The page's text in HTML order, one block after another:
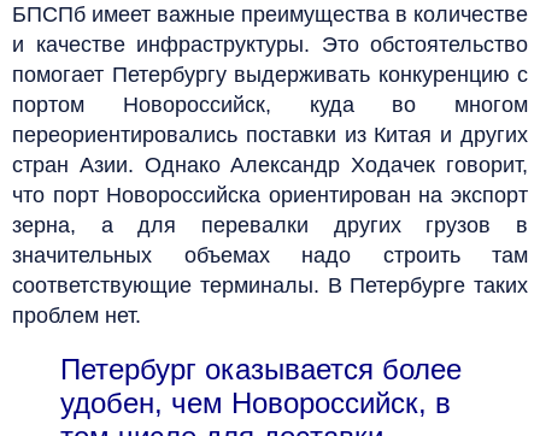
БПСПб имеет важные преимущества в количестве
и качестве инфраструктуры. Это обстоятельство
помогает Петербургу выдерживать конкуренцию с
портом Новороссийск, куда во многом
переориентировались поставки из Китая и других
стран Азии. Однако Александр Ходачек говорит,
что порт Новороссийска ориентирован на экспорт
зерна, а для перевалки других грузов в
значительных объемах надо строить там
соответствующие терминалы. В Петербурге таких
проблем нет.
Петербург оказывается более
удобен, чем Новороссийск, в